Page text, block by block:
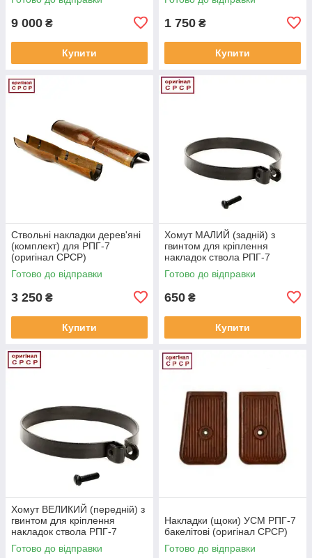
9 000 ₴
Купити
1 750 ₴
Купити
Ствольні накладки дерев'яні
(комплект) для РПГ-7
(оригінал СРСР)
Готово до відправки
3 250 ₴
Купити
Хомут МАЛИЙ (задній) з
гвинтом для кріплення
накладок ствола РПГ-7
(оригінал СРСР)
Готово до відправки
650 ₴
Купити
Хомут ВЕЛИКИЙ (передній) з
гвинтом для кріплення
накладок ствола РПГ-7
(оригінал СРСР)
Готово до відправки
Накладки (щоки) УСМ РПГ-7
бакелітові (оригінал СРСР)
Готово до відправки